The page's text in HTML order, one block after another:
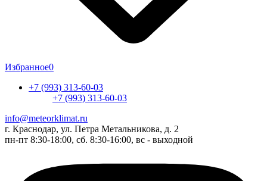
Избранное0
+7 (993) 313-60-03
+7 (993) 313-60-03
info@meteorklimat.ru
г. Краснодар, ул. Петра Метальникова, д. 2
пн-пт 8:30-18:00, сб. 8:30-16:00, вс - выходной